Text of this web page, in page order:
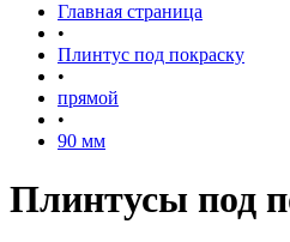
Главная страница
•
Плинтус под покраску
•
прямой
•
90 мм
Плинтусы под